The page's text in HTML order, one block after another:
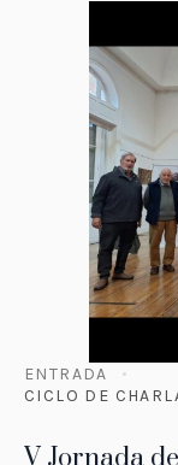
ENTRADA
CICLO DE